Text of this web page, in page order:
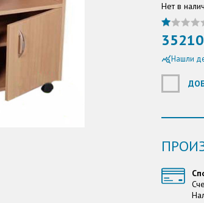
Нет в
query_statsНашли